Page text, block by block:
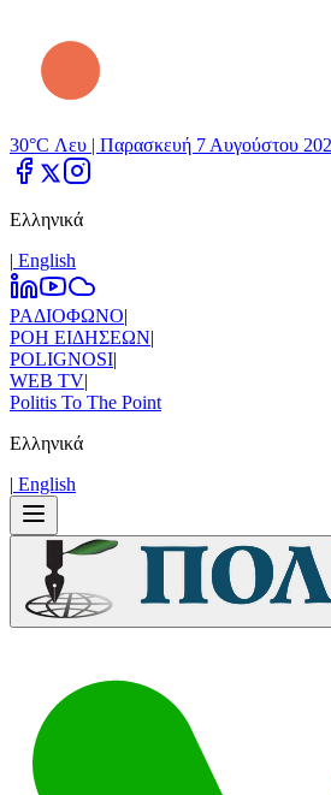
30°C Λευ | Παρασκευή 7 Αυγούστου
Ελληνικά
| Εnglish
ΡΑΔΙΟΦΩΝΟ|
ΡΟΗ ΕΙΔΗΣΕΩΝ|
POLIGNOSI|
WEB TV|
Politis To The Point
Ελληνικά
| Εnglish